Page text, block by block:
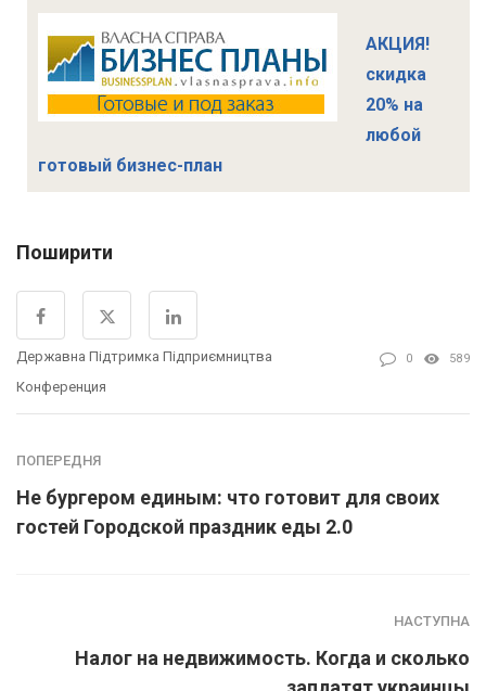
АКЦИЯ!
скидка
20% на
любой
готовый бизнес-план
Поширити
Державна Підтримка Підприємництва
Конференция
0 589
ПОПЕРЕДНЯ
Не бургером единым: что готовит для своих
гостей Городской праздник еды 2.0
НАСТУПНА
Налог на недвижимость. Когда и сколько